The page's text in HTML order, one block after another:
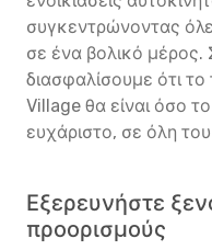
συγκεντρώνοντας
σε ένα βολικό μέρος.
διασφαλίσουμε ότι
Village θα είναι όσο
ευχάριστο, σε όλη του
Εξερευνήστε
προορισμούς